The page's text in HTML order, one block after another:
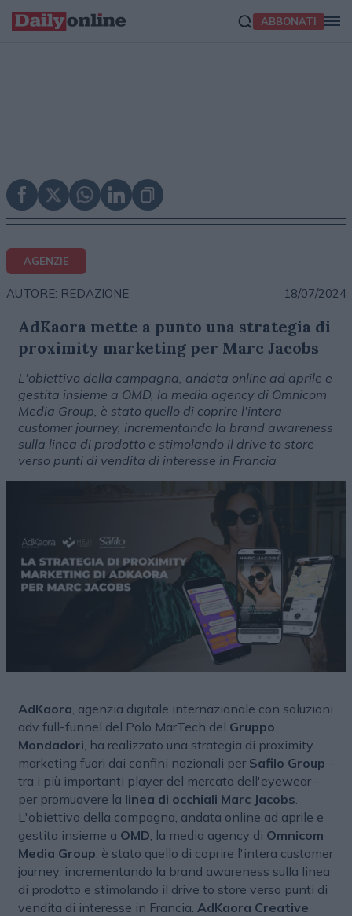
ABBONATI
AGENZIE
AUTORE: REDAZIONE 18/07/2024
AdKaora mette a punto una strategia di
proximity marketing per Marc Jacobs
L'obiettivo della campagna, andata online ad aprile e
gestita insieme a OMD, la media agency di Omnicom
Media Group, è stato quello di coprire l'intera
customer journey, incrementando la brand awareness
sulla linea di prodotto e stimolando il drive to store
verso punti di vendita di interesse in Francia
AdKaora , agenzia digitale internazionale con soluzioni
adv full-funnel del Polo MarTech del Gruppo
Mondadori , ha realizzato una strategia di proximity
marketing fuori dai confini nazionali per Safilo Group -
tra i più importanti player del mercato dell'eyewear -
per promuovere la linea di occhiali Marc Jacobs
L'obiettivo della campagna, andata online ad aprile e
gestita insieme a OMD , la media agency di Omnicom
Media Group , è stato quello di coprire l'intera customer
journey, incrementando la brand awareness sulla linea
di prodotto e stimolando il drive to store verso punti di
vendita di interesse in Francia. AdKaora Creative